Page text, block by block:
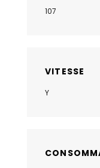
107
VITESSE
Y